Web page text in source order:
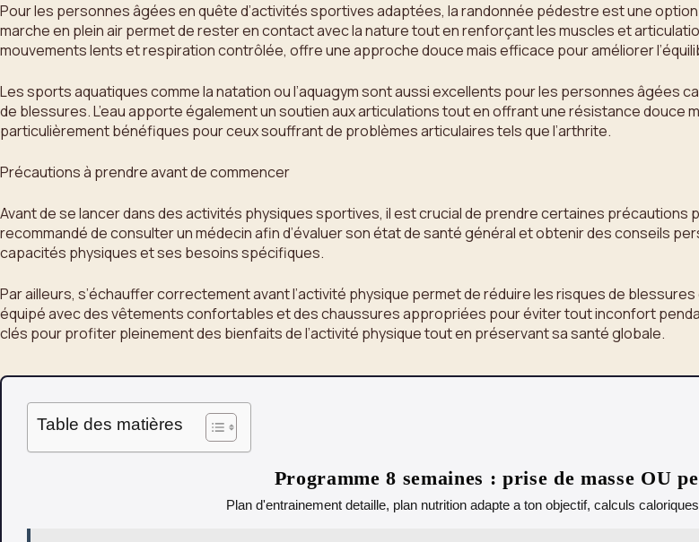
Pour les personnes âgées en quête d’activités sportives adaptées, la randonnée pédestre est une
marche en plein air permet de rester en contact avec la nature tout en renforçant les muscles et
mouvements lents et respiration contrôlée, offre une approche douce mais efficace pour améliorer
Les sports aquatiques comme la natation ou l’aquagym sont aussi excellents pour les personnes
de blessures. L’eau apporte également un soutien aux articulations tout en offrant une résistance
particulièrement bénéfiques pour ceux souffrant de problèmes articulaires tels que l’arthrite.
Précautions à prendre avant de commencer
Avant de se lancer dans des activités physiques sportives, il est crucial de prendre certaines
recommandé de consulter un médecin afin d’évaluer son état de santé général et obtenir des conseils
capacités physiques et ses besoins spécifiques.
Par ailleurs, s’échauffer correctement avant l’activité physique permet de réduire les risques de
équipé avec des vêtements confortables et des chaussures appropriées pour éviter tout inconfort
clés pour profiter pleinement des bienfaits de l’activité physique tout en préservant sa santé globale.
Table des matières
Programme 8 semaines : prise de masse OU
Plan d'entrainement detaille, plan nutrition adapte a ton objectif, calculs